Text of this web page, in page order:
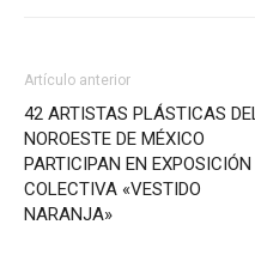
Artículo anterior
42 ARTISTAS PLÁSTICAS
NOROESTE DE MÉXICO
PARTICIPAN EN EXPOSICIÓN
COLECTIVA «VESTIDO
NARANJA»